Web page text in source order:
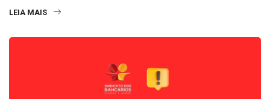
LEIA MAIS